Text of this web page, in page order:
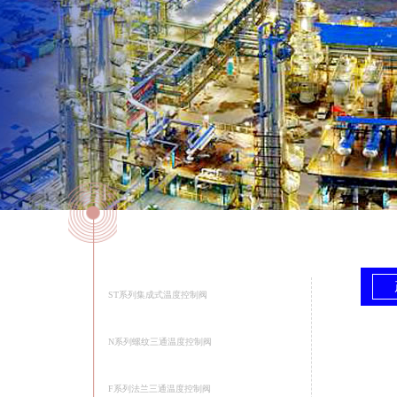
ST系列集成式温度控制阀
N系列螺纹三通温度控制阀
F系列法兰三通温度控制阀